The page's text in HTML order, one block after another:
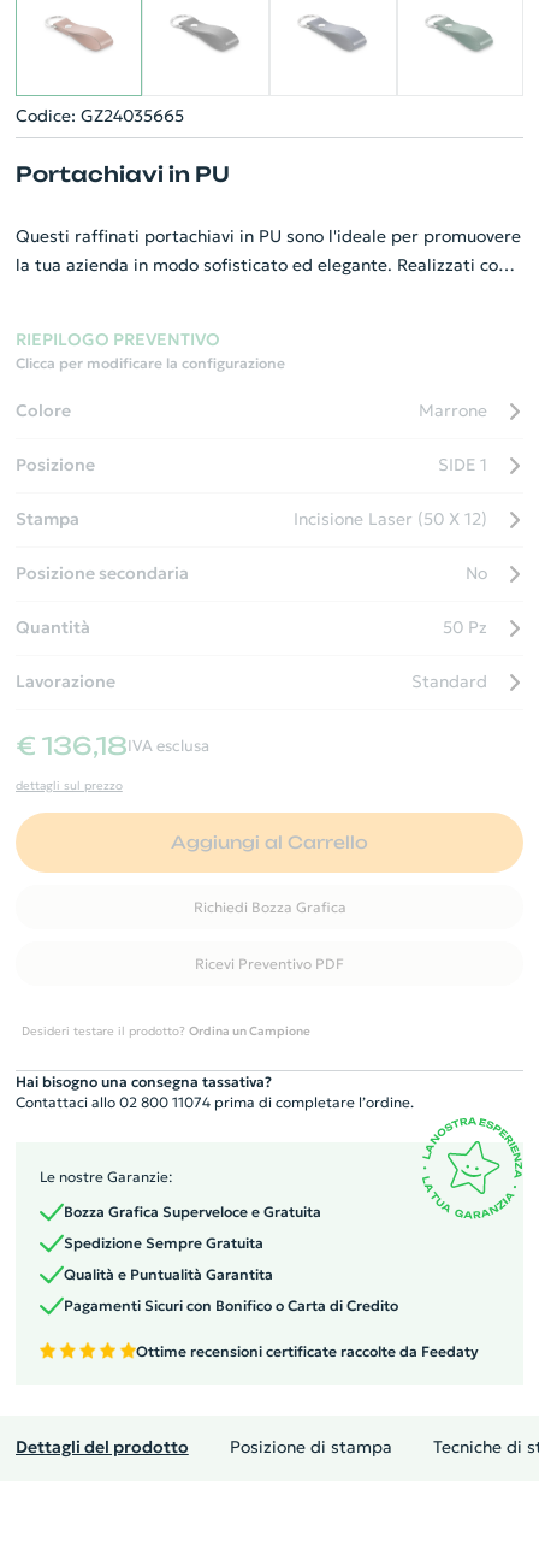
Codice: GZ24035665
Portachiavi in PU
Questi raffinati portachiavi in PU sono l'ideale per promuovere
la tua azienda in modo sofisticato ed elegante. Realizzati con
prestano perfettamente per la personalizzazione,
prodotto utilizzabile quotidianamente. Competenze artigianali
aziendale che unisce funzionalità ed espressività. Regala ai
mano!
RIEPILOGO PREVENTIVO
Clicca per modificare la configurazione
Colore Marrone
Posizione SIDE 1
Stampa Incisione Laser (50 X 12)
Posizione secondaria No
Quantità 50 Pz
Lavorazione Standard
€ 136,18IVA esclusa
dettagli sul prezzo
Aggiungi al Carrello
Richiedi Bozza Grafica
Ricevi Preventivo PDF
Desideri testare il prodotto? Ordina un Campione
Hai bisogno una consegna tassativa?
Contattaci allo 02 800 11074 prima di completare l’ordine.
Le nostre Garanzie:
Bozza Grafica Superveloce e Gratuita
Spedizione Sempre Gratuita
Qualità e Puntualità Garantita
Pagamenti Sicuri con Bonifico o Carta di Credito
Ottime recensioni certificate raccolte da Feedaty
Dettagli del prodotto Posizione di stampa Tecniche di